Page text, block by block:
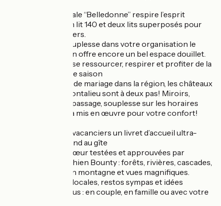
La chambre familiale “Belledonne” respire l’esprit
montagne avec un lit 140 et deux lits superposés pour
les petits aventuriers.
Et pour plus de souplesse dans votre organisation le
canapé-lit du salon offre encore un bel espace douillet.
Un lieu idéal pour se ressourcer, respirer et profiter de la
montagne en toute saison
Et pour les invités de mariage dans la région, les châteaux
du Touvet et de Montalieu sont à deux pas! Miroirs,
équipement de repassage, souplesse sur les horaires
d'arrivée, tout sera mis en œuvre pour votre confort!
A disposition des vacanciers un livret d’accueil ultra-
complet vous attend au gîte
Balades coup de cœur testées et approuvées par
Christine et son chien Bounty : forêts, rivières, cascades,
lacs, randonnée en montagne et vues magnifiques.
Bonnes adresses locales, restos sympas et idées
d’activités pour tous : en couple, en famille ou avec votre